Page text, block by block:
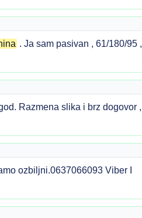
. Ja sam pasivan , 61/180/95 ,
Razmena slika i brz dogovor ,
ozbiljni.0637066093 Viber I